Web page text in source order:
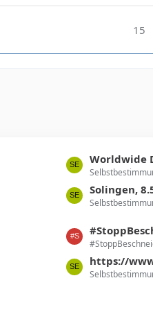
15
L
e
t
z
e
e
Worldwide
Solingen, 8.5. 18:30 -
L
e
t
z
https://